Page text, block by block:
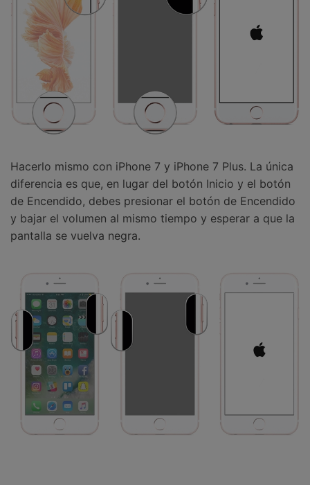
Hacerlo mismo con iPhone 7 y iPhone 7 Plus. La única
diferencia es que, en lugar del botón Inicio y el botón
de Encendido, debes presionar el botón de Encendido
y bajar el volumen al mismo tiempo y esperar a que la
pantalla se vuelva negra.